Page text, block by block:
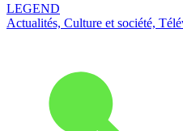
LEGEND
Actualités, Culture et société,